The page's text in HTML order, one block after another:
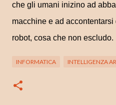
che gli umani inizino ad
macchine e ad
robot, cosa che non escludo.
INFORMATICA INTELLIGENZA